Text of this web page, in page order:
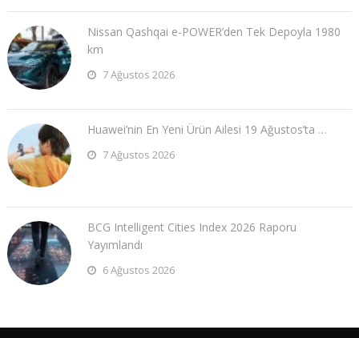
Nissan Qashqai e-POWER’den Tek Depoyla 1980
km
7 Ağustos 2026
Huawei’nin En Yeni Ürün Ailesi 19 Ağustos’ta …
7 Ağustos 2026
BCG Intelligent Cities Index 2026 Raporu
Yayımlandı
6 Ağustos 2026